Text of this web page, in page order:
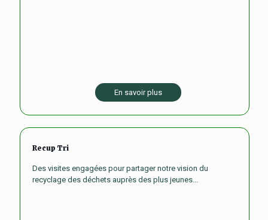
En savoir plus
Recup Tri
Des visites engagées pour partager notre vision du
recyclage des déchets auprès des plus jeunes...